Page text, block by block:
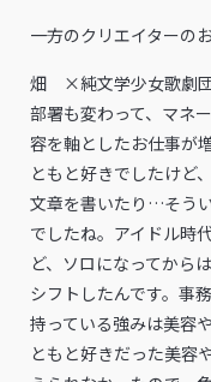
――一方のクリエイター
畑 ×純文学少女歌劇団
部署も変わって、マネ
容を軸としたお仕事が
ともと好きでしたけど
文章を書いたり…そう
でしたね。アイドル時
ど、ソロになってから
シフトしたんです。事
持っている強みは美容
ともと好きだった美容